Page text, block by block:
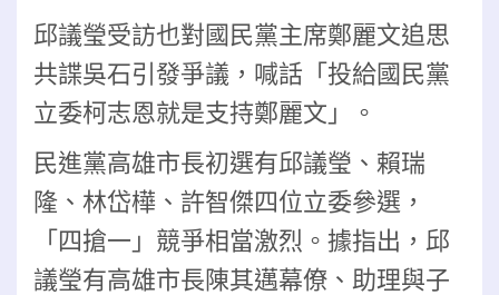
邱議瑩受訪也對國民黨主席鄭麗文追思
共諜吳石引發爭議，喊話「投給國民黨
立委柯志恩就是支持鄭麗文」。
民進黨高雄市長初選有邱議瑩、賴瑞
隆、林岱樺、許智傑四位立委參選，
「四搶一」競爭相當激烈。據指出，邱
議瑩有高雄市長陳其邁幕僚、助理與子